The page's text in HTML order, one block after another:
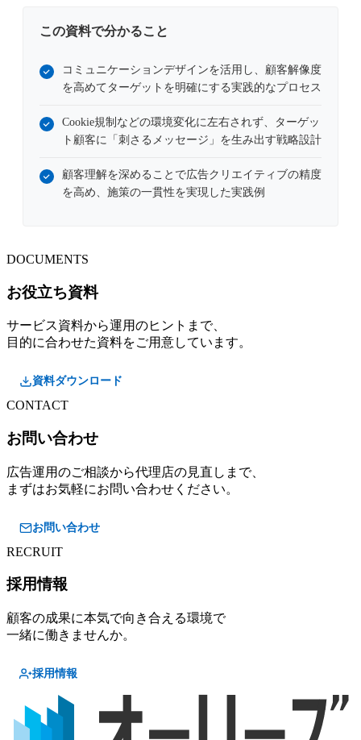
この資料で分かること
コミュニケーションデザインを活用し、顧客解像度
を高めてターゲットを明確にする実践的なプロセス
Cookie規制などの環境変化に左右されず、ターゲッ
ト顧客に「刺さるメッセージ」を生み出す戦略設計
顧客理解を深めることで広告クリエイティブの精度
を高め、施策の一貫性を実現した実践例
DOCUMENTS
お役立ち資料
サービス資料から運用のヒントまで、
目的に合わせた資料をご用意しています。
資料ダウンロード
CONTACT
お問い合わせ
広告運用のご相談から代理店の見直しまで、
まずはお気軽にお問い合わせください。
お問い合わせ
RECRUIT
採用情報
顧客の成果に本気で向き合える環境で
一緒に働きませんか。
採用情報